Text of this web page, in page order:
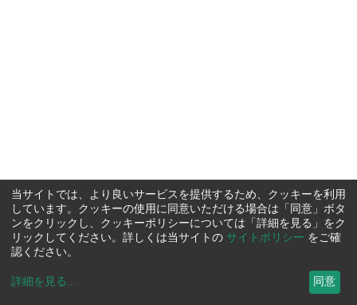
当サイトでは、より良いサービスを提供するため、クッキーを利用
しています。クッキーの使用に同意いただける場合は「同意」ボタ
ンをクリックし、クッキーポリシーについては「詳細を見る」をク
リックしてください。詳しくは当サイトの サイトポリシー をご確
認ください。
詳細を見る ... 同意